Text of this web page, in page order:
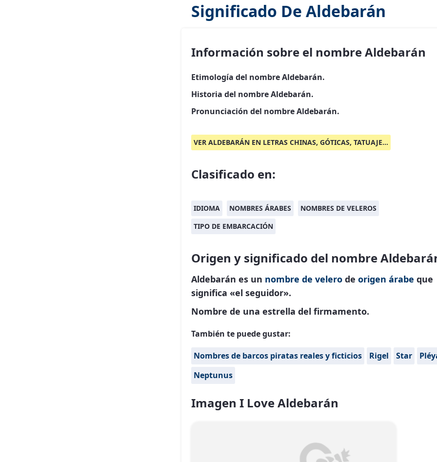
Significado De Aldebarán
Información sobre el nombre Aldebarán
Etimología del nombre Aldebarán.
Historia del nombre Aldebarán.
Pronunciación del nombre Aldebarán.
VER ALDEBARÁN EN LETRAS CHINAS, GÓTICAS, TATUAJE...
Clasificado en:
IDIOMA NOMBRES ÁRABES
NOMBRES DE VELEROS
TIPO DE EMBARCACIÓN
Origen y significado del nombre
Aldebarán es un nombre de velero de origen árabe que
significa «el seguidor».
Nombre de una estrella del firmamento.
También te puede gustar:
Nombres de barcos piratas reales y ficticios Rigel Star
Neptunus
Imagen I Love Aldebarán